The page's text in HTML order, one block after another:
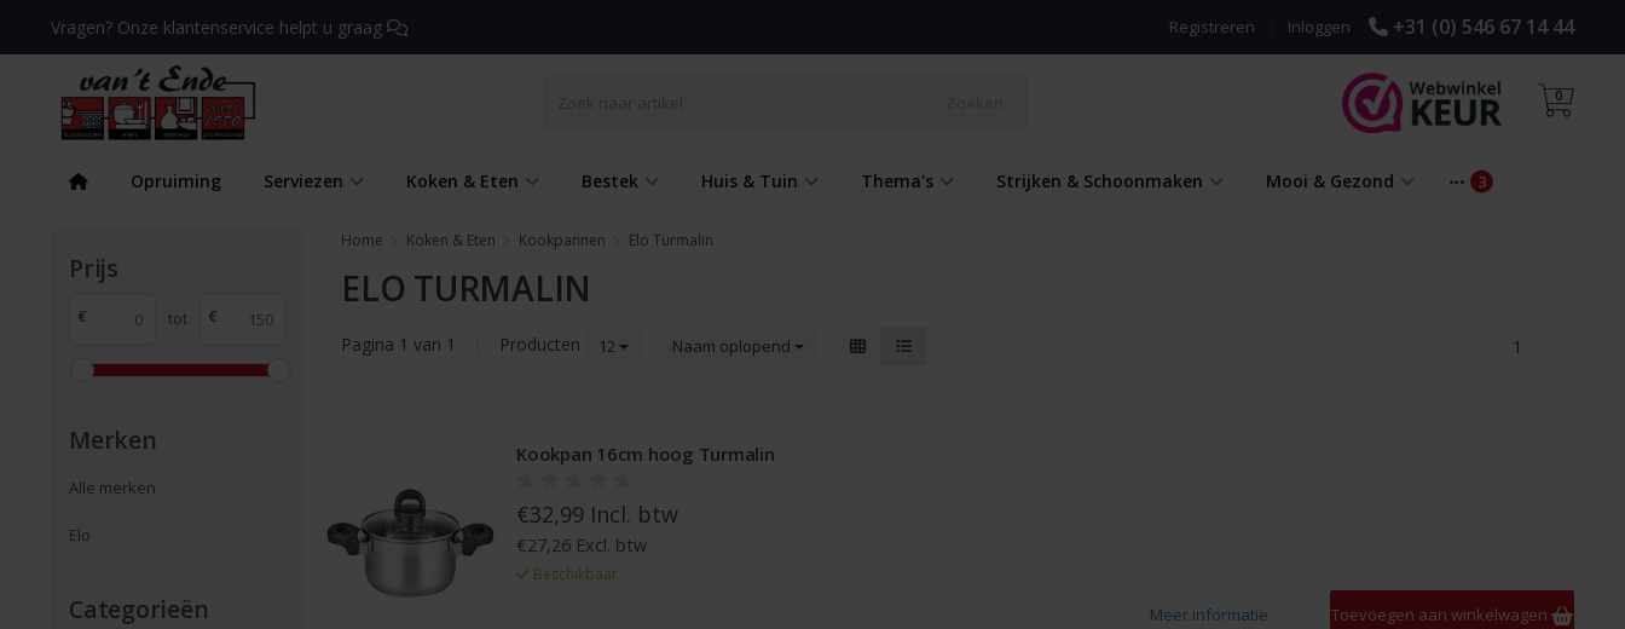
Vragen? Onze klantenservice helpt u graag +31 (0) 546 67 14 44
Inloggen
Registreren
0
Opruiming Serviezen Koken & Eten Bestek Huis & Tuin Thema's Strijken & Schoonmaken Mooi & Gezond
Prijs
€ tot €
Merken
Alle merken
Elo
Categorieën
Home Koken & Eten Kookpannen Elo Turmalin
ELO TURMALIN
Pagina 1 van 1 Producten 12 Naam oplopend 1
Kookpan 16cm hoog Turmalin
€32,99 Incl. btw
€27,26 Excl. btw
Beschikbaar
Toevoegen aan winkelwagen
Meer informatie